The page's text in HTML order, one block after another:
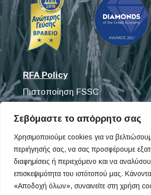
Σεβόμαστε το απόρρητο σας
Χρησιμοποιούμε cookies για να
περιήγησής σας, να σας προσφέρουμε
διαφημίσεις ή περιεχόμενο και να
επισκεψιμότητα του ιστότοπού μας.
«Αποδοχή όλων», συναινείτε στη χρήση
RFA Policy
Πιστοποίηση FSSC
Ανακαλύψτε τα προϊόντα μας
Fisifoods
Omega Pet